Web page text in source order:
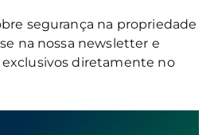
segurança na propriedade
na nossa newsletter e
diretamente no